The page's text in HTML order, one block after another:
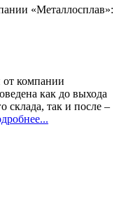
«Металлосплав»:
от компании
как до выхода
склада, так и после –